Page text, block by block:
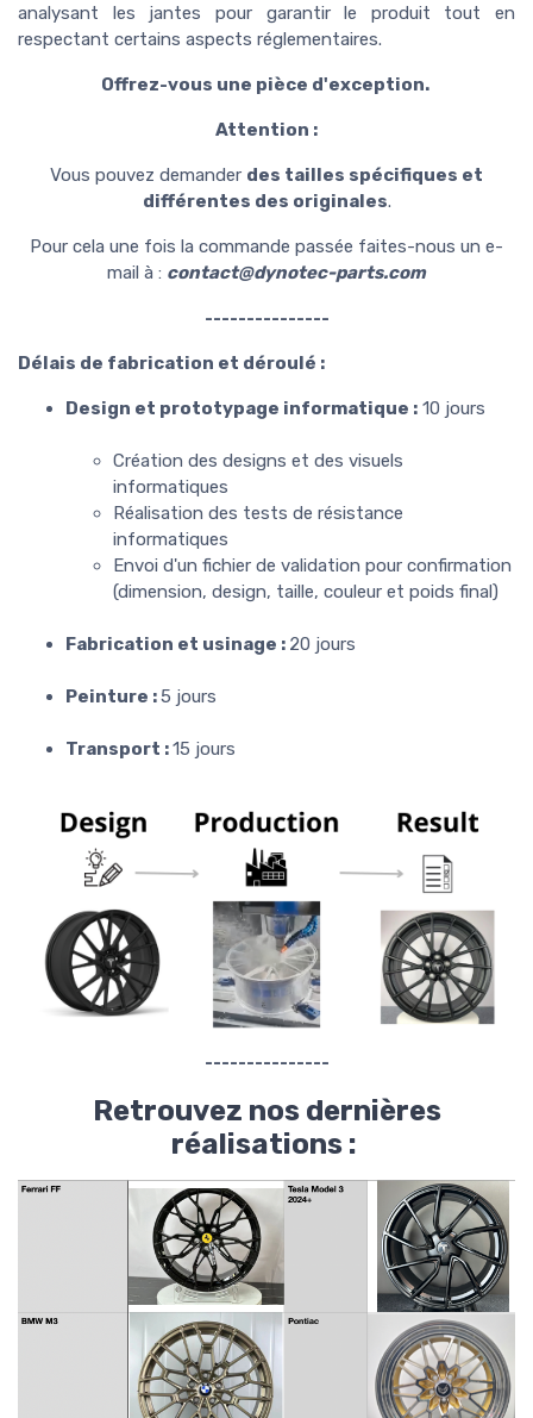
analysant les jantes pour garantir le produit tout en
respectant certains aspects réglementaires.
Offrez-vous une pièce d'exception.
Attention :
Vous pouvez demander des tailles spécifiques et
différentes des originales.
Pour cela une fois la commande passée faites-nous un e-
mail à : contact@dynotec-parts.com
---------------
Délais de fabrication et déroulé :
Design et prototypage informatique : 10 jours
Création des designs et des visuels
informatiques
Réalisation des tests de résistance
informatiques
Envoi d'un fichier de validation pour confirmation
(dimension, design, taille, couleur et poids final)
Fabrication et usinage : 20 jours
Peinture :5 jours
Transport :15 jours
---------------
Retrouvez nos dernières
réalisations :